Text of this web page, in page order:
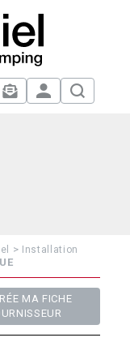
>
Installation
MA FICHE